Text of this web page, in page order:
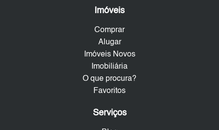
Imóveis
Comprar
Alugar
Imóveis Novos
Imobiliária
O que procura?
Favoritos
Serviços